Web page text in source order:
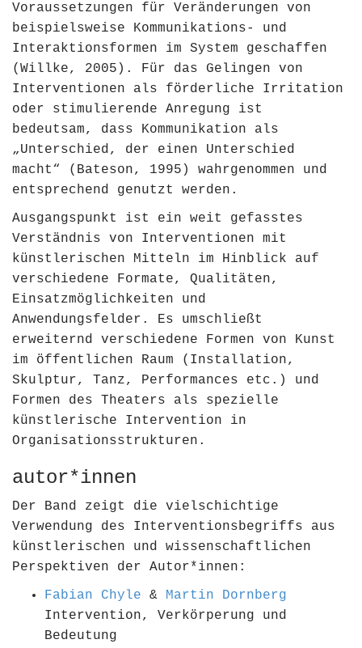
Voraussetzungen für Veränderungen von
beispielsweise Kommunikations- und
Interaktionsformen im System geschaffen
(Willke, 2005). Für das Gelingen von
Interventionen als förderliche Irritation
oder stimulierende Anregung ist
bedeutsam, dass Kommunikation als
„Unterschied, der einen Unterschied
macht“ (Bateson, 1995) wahrgenommen und
entsprechend genutzt werden.
Ausgangspunkt ist ein weit gefasstes
Verständnis von Interventionen mit
künstlerischen Mitteln im Hinblick auf
verschiedene Formate, Qualitäten,
Einsatzmöglichkeiten und
Anwendungsfelder. Es umschließt
erweiternd verschiedene Formen von Kunst
im öffentlichen Raum (Installation,
Skulptur, Tanz, Performances etc.) und
Formen des Theaters als spezielle
künstlerische Intervention in
Organisationsstrukturen.
autor*innen
Der Band zeigt die vielschichtige
Verwendung des Interventionsbegriffs aus
künstlerischen und wissenschaftlichen
Perspektiven der Autor*innen:
Fabian Chyle & Martin Dornberg
Intervention, Verkörperung und
Bedeutung